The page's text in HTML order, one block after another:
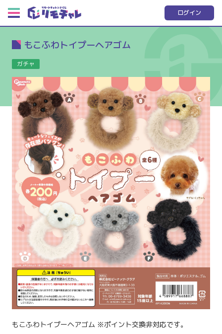
ログイン
もこふわトイプーヘアゴム
ガチャ
もこふわトイプーヘアゴム ※ポイント交換非対応です。